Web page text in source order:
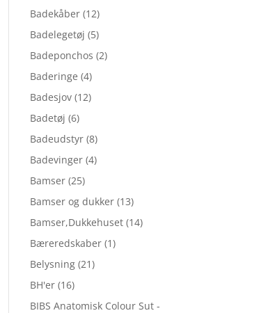
Badekåber (12)
Badelegetøj (5)
Badeponchos (2)
Baderinge (4)
Badesjov (12)
Badetøj (6)
Badeudstyr (8)
Badevinger (4)
Bamser (25)
Bamser og dukker (13)
Bamser,Dukkehuset (14)
Bæreredskaber (1)
Belysning (21)
BH'er (16)
BIBS Anatomisk Colour Sut -